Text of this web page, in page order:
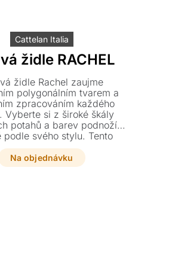
Cattelan Italia
židle RACHEL
židle Rachel zaujme
polygonálním tvarem a
zpracováním každého
Vyberte si z široké škály
potahů a barev podnoží
podle svého stylu. Tento
kousek s jemnými křivkami
interiéru jedinečnou
osobitost.
Na objednávku